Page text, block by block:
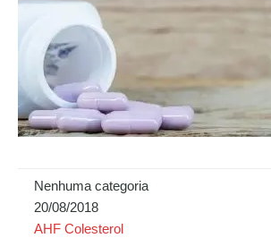
Nenhuma categoria
20/08/2018
AHF Colesterol